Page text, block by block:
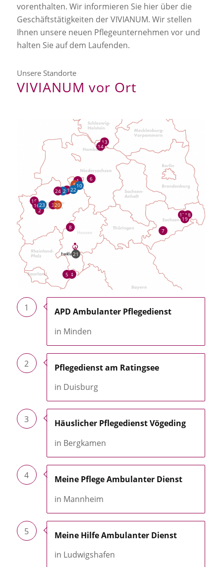
vorenthalten. Wir informieren Sie hier über die
Geschäftstätigkeiten der VIVIANUM. Wir stellen
Ihnen unsere neuen Pflegeunternehmen vor und
halten Sie auf dem Laufenden.
Unsere Standorte
VIVIANUM vor Ort
1
2
3
4
5
6
7
8
910
11
12
13
14
15
16
17 18
19
20
21
22
23
24
1
APD Ambulanter Pflegedienst
in Minden
2
Pflegedienst am Ratingsee
in Duisburg
3
Häuslicher Pflegedienst Vögeding
in Bergkamen
4
Meine Pflege Ambulanter Dienst
in Mannheim
5
Meine Hilfe Ambulanter Dienst
in Ludwigshafen